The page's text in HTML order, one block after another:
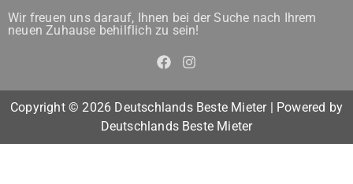
Wir freuen uns darauf, Ihnen bei der Suche nach Ihrem
neuen Zuhause behilflich zu sein!
Copyright © 2026 Deutschlands Beste Mieter | Powered by
Deutschlands Beste Mieter